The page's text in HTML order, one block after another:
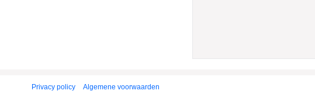
Privacy policy Algemene voorwaarden